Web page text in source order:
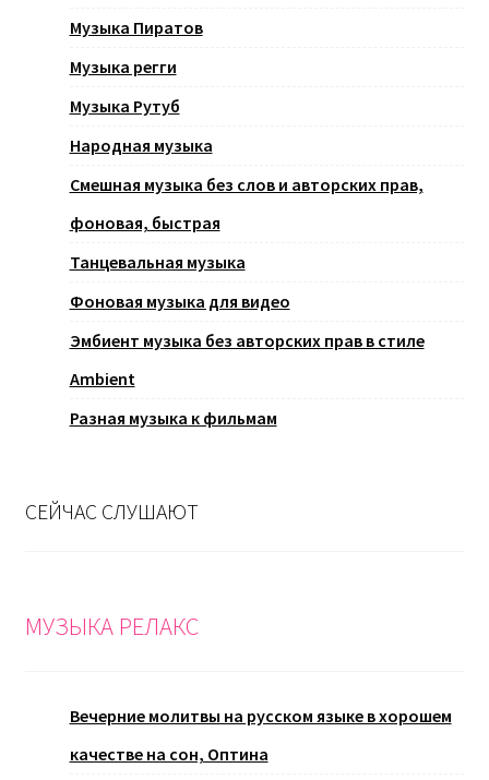
Музыка Пиратов
Музыка регги
Музыка Рутуб
Народная музыка
Смешная музыка без слов и авторских прав,
фоновая, быстрая
Танцевальная музыка
Фоновая музыка для видео
Эмбиент музыка без авторских прав в стиле
Ambient
Разная музыка к фильмам
СЕЙЧАС СЛУШАЮТ
МУЗЫКА РЕЛАКС
Вечерние молитвы на русском языке в хорошем
качестве на сон, Оптина